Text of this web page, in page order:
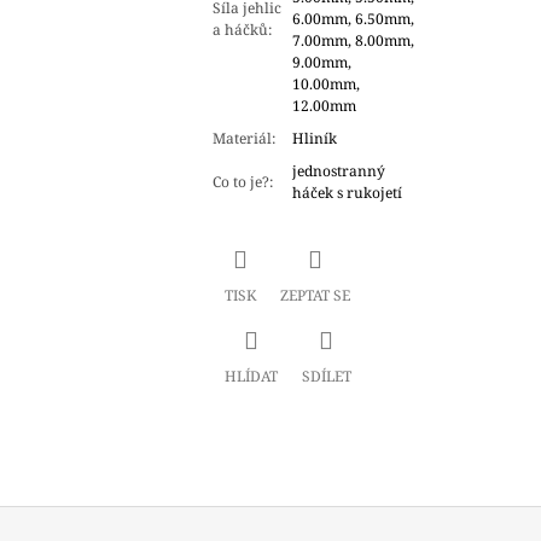
Síla jehlic
a háčků:
6.00mm, 6.50mm,
7.00mm, 8.00mm,
9.00mm,
10.00mm,
12.00mm
Materiál: Hliník
Co to je?:
jednostranný
háček s rukojetí
TISK ZEPTAT SE
HLÍDAT SDÍLET